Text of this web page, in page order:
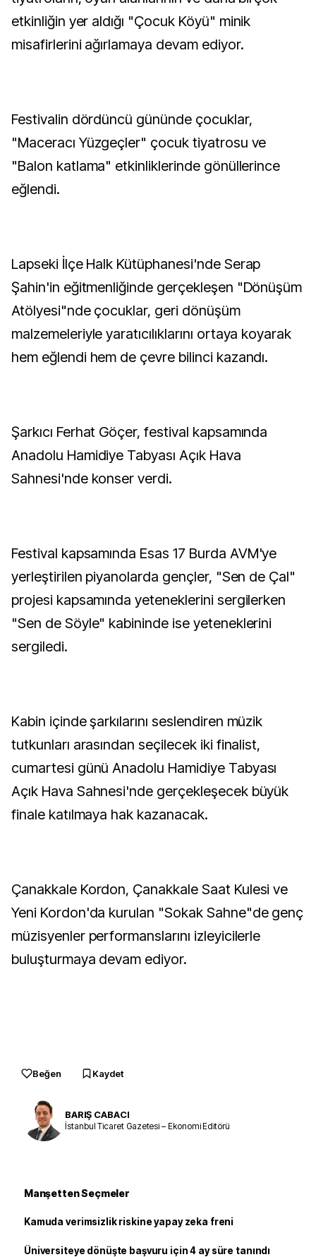
etkinliğin yer aldığı "Çocuk Köyü" minik
misafirlerini ağırlamaya devam ediyor.
Festivalin dördüncü gününde çocuklar,
"Maceracı Yüzgeçler" çocuk tiyatrosu ve
"Balon katlama" etkinliklerinde gönüllerince
eğlendi.
Lapseki İlçe Halk Kütüphanesi'nde Serap
Şahin'in eğitmenliğinde gerçekleşen "Dönüşüm
Atölyesi"nde çocuklar, geri dönüşüm
malzemeleriyle yaratıcılıklarını ortaya koyarak
hem eğlendi hem de çevre bilinci kazandı.
Şarkıcı Ferhat Göçer, festival kapsamında
Anadolu Hamidiye Tabyası Açık Hava
Sahnesi'nde konser verdi.
Festival kapsamında Esas 17 Burda AVM'ye
yerleştirilen piyanolarda gençler, "Sen de Çal"
projesi kapsamında yeteneklerini sergilerken
"Sen de Söyle" kabininde ise yeteneklerini
sergiledi.
Kabin içinde şarkılarını seslendiren müzik
tutkunları arasından seçilecek iki finalist,
cumartesi günü Anadolu Hamidiye Tabyası
Açık Hava Sahnesi'nde gerçekleşecek büyük
finale katılmaya hak kazanacak.
Çanakkale Kordon, Çanakkale Saat Kulesi ve
Yeni Kordon'da kurulan "Sokak Sahne"de genç
müzisyenler performanslarını izleyicilerle
buluşturmaya devam ediyor.
Beğen Kaydet
BARIŞ CABACI
İstanbul Ticaret Gazetesi – Ekonomi Editörü
Manşetten Seçmeler
Kamuda verimsizlik riskine yapay zeka freni
Üniversiteye dönüşte başvuru için 4 ay süre tanındı